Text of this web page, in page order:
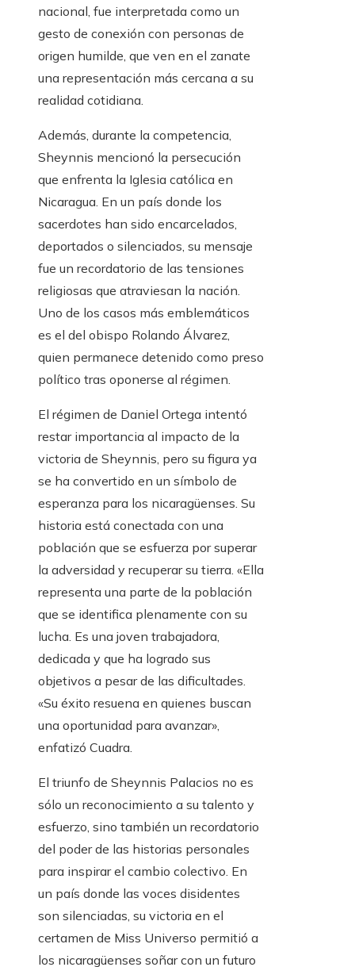
nacional, fue interpretada como un
gesto de conexión con personas de
origen humilde, que ven en el zanate
una representación más cercana a su
realidad cotidiana.
Además, durante la competencia,
Sheynnis mencionó la persecución
que enfrenta la Iglesia católica en
Nicaragua. En un país donde los
sacerdotes han sido encarcelados,
deportados o silenciados, su mensaje
fue un recordatorio de las tensiones
religiosas que atraviesan la nación.
Uno de los casos más emblemáticos
es el del obispo Rolando Álvarez,
quien permanece detenido como preso
político tras oponerse al régimen.
El régimen de Daniel Ortega intentó
restar importancia al impacto de la
victoria de Sheynnis, pero su figura ya
se ha convertido en un símbolo de
esperanza para los nicaragüenses. Su
historia está conectada con una
población que se esfuerza por superar
la adversidad y recuperar su tierra. «Ella
representa una parte de la población
que se identifica plenamente con su
lucha. Es una joven trabajadora,
dedicada y que ha logrado sus
objetivos a pesar de las dificultades.
«Su éxito resuena en quienes buscan
una oportunidad para avanzar»,
enfatizó Cuadra.
El triunfo de Sheynnis Palacios no es
sólo un reconocimiento a su talento y
esfuerzo, sino también un recordatorio
del poder de las historias personales
para inspirar el cambio colectivo. En
un país donde las voces disidentes
son silenciadas, su victoria en el
certamen de Miss Universo permitió a
los nicaragüenses soñar con un futuro